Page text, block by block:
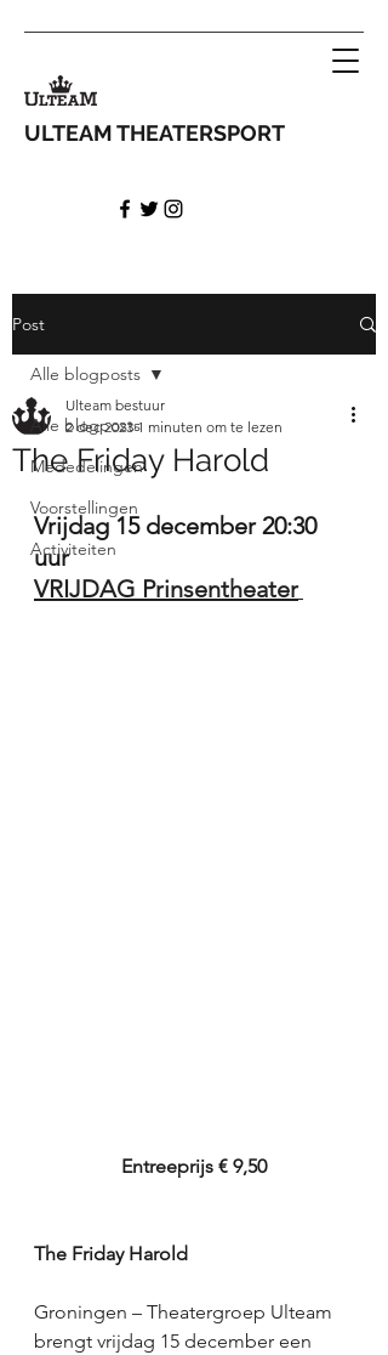
ULTEAM THEATERSPORT
Post
Alle blogposts
Mededelingen
Voorstellingen
Activiteiten
Alle blogposts
The Friday Harold
Ulteam bestuur
2 dec 2023 1 minuten om te lezen
Vrijdag 15 december 20:30
uur
VRIJDAG Prinsentheater
Entreeprijs € 9,50
The Friday Harold
Groningen – Theatergroep Ulteam
brengt vrijdag 15 december een